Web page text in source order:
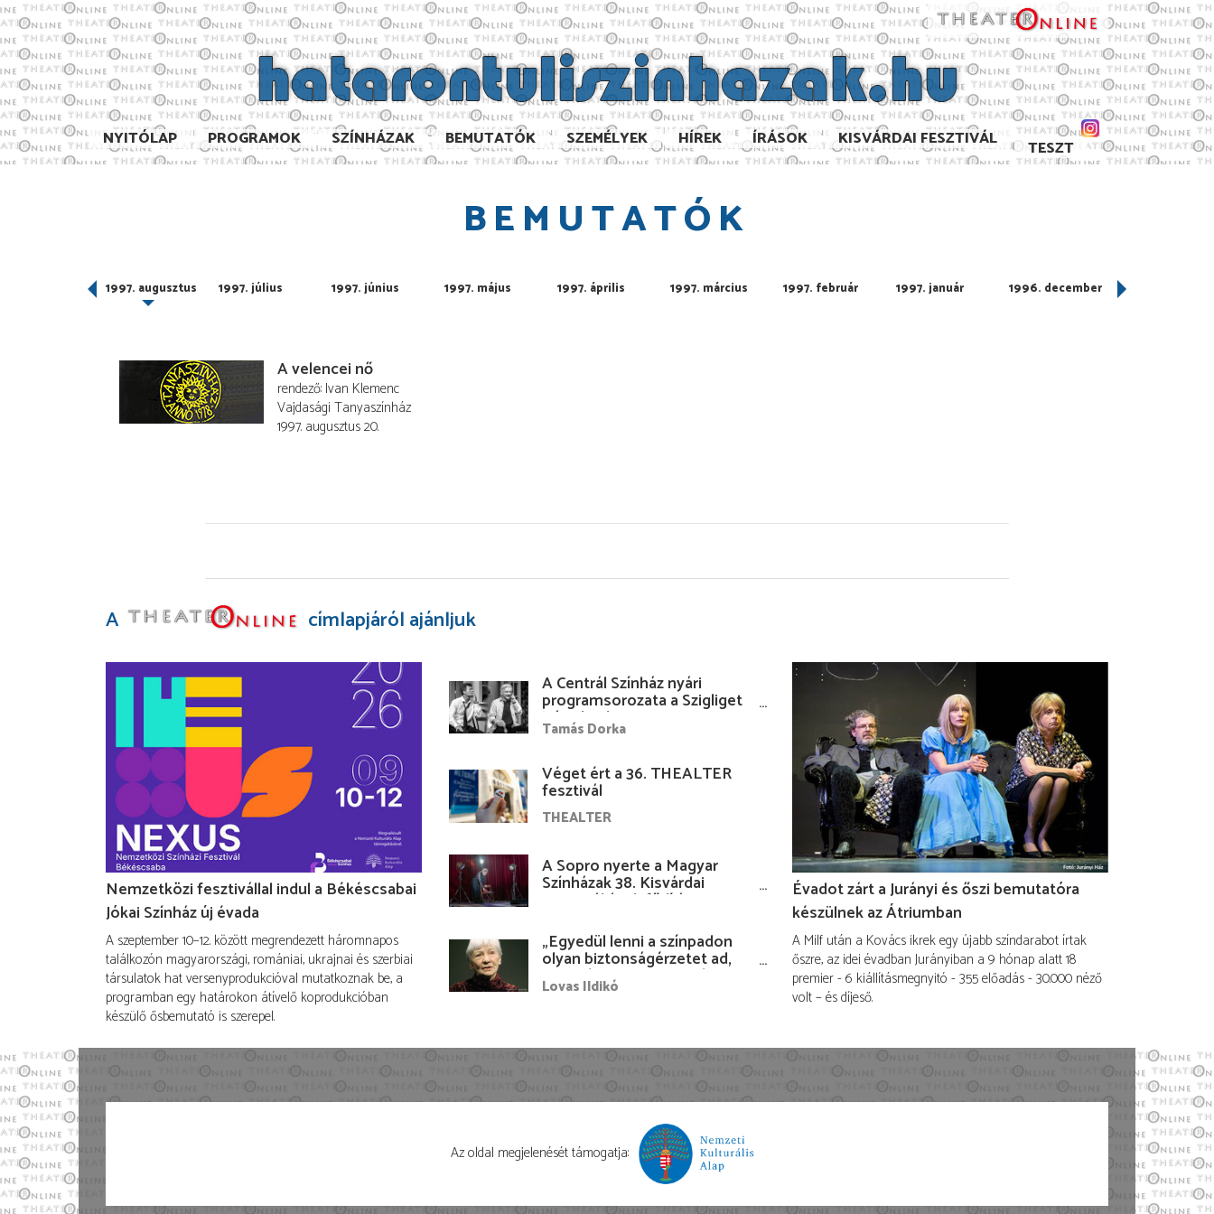
NYITÓLAP PROGRAMOK SZÍNHÁZAK BEMUTATÓK SZEMÉLYEK HÍREK ÍRÁSOK KISVÁRDAI FESZTIVÁL TESZT
BEMUTATÓK
szeptember 1997. augusztus 1997. július 1997. június 1997. május 1997. április 1997. március 1997. február 1997. január 1996. december 1996.
A velencei nő
rendező Ivan Klemenc
Vajdasági Tanyaszínház
1997. augusztus 20.
A címlapjáról ajánljuk
Nemzetközi fesztivállal indul a Békéscsabai
Jókai Színház új évada
A szeptember 10–12. között megrendezett háromnapos
találkozón magyarországi, romániai, ukrajnai és szerbiai
társulatok hat versenyprodukcióval mutatkoznak be, a
programban egy határokon átívelő koprodukcióban
készülő ősbemutató is szerepel.
A Centrál Színház nyári
programsorozata a Szigliget
Várudvarban
Tamás Dorka
Véget ért a 36. THEALTER
fesztivál
THEALTER
A Sopro nyerte a Magyar
Színházak 38. Kisvárdai
Fesztiváljának fődíját
„Egyedül lenni a színpadon
olyan biztonságérzetet ad,
hogy lám, mindenki más
nélkül is megvagyok
Lovas Ildikó
Évadot zárt a Jurányi és őszi bemutatóra
készülnek az Átriumban
A Milf után a Kovács ikrek egy újabb színdarabot írtak
őszre, az idei évadban Jurányiban a 9 hónap alatt 18
premier - 6 kiállításmegnyitó - 355 előadás - 30.000 néző
volt – és díjeső.
Az oldal megjelenését támogatja: